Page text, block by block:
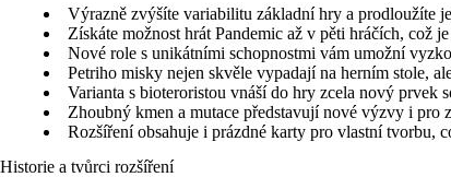
Výrazně zvýšíte variabilitu základní hry a prodloužíte
Získáte možnost hrát Pandemic až v pěti hráčích, což
Nové role s unikátními schopnostmi vám umožní
Petriho misky nejen skvěle vypadají na herním stole,
Varianta s bioteroristou vnáší do hry zcela nový prvek
Zhoubný kmen a mutace představují nové výzvy i pro
Rozšíření obsahuje i prázdné karty pro vlastní tvorbu,
Historie a tvůrci rozšíření